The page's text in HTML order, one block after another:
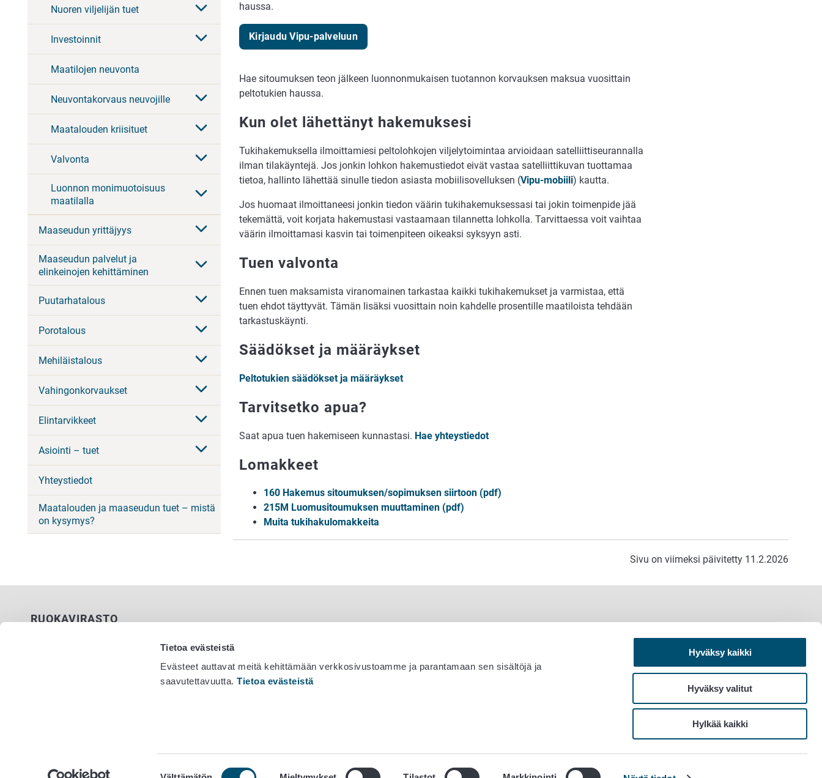
Tietoa evästeistä
Evästeet auttavat meitä kehittämään verkkosivustoamme ja parantamaan sen sisältöjä ja
saavutettavuutta.Tietoa evästeistä
Hyväksy kaikki
Hyväksy valitut
Hylkää kaikki
Nuoren viljelijän tuet
Investoinnit
Maatilojen neuvonta
Neuvontakorvaus neuvojille
Maatalouden kriisituet
Valvonta
Luonnon monimuotoisuus
maatilalla
Maaseudun yrittäjyys
Maaseudun palvelut ja
elinkeinojen kehittäminen
Puutarhatalous
Porotalous
Mehiläistalous
Vahingonkorvaukset
Elintarvikkeet
Asiointi – tuet
Yhteystiedot
Maatalouden ja maaseudun tuet – mistä
on kysymys?
haussa.
Kirjaudu Vipu-palveluun
Hae sitoumuksen teon jälkeen luonnonmukaisen tuotannon korvauksen maksua vuosittain
peltotukien haussa.
Kun olet lähettänyt hakemuksesi
Tukihakemuksella ilmoittamiesi peltolohkojen viljelytoimintaa arvioidaan satelliittiseurannalla
ilman tilakäyntejä. Jos jonkin lohkon hakemustiedot eivät vastaa satelliittikuvan tuottamaa
tietoa, hallinto lähettää sinulle tiedon asiasta mobiilisovelluksen (Vipu-mobiili) kautta.
Jos huomaat ilmoittaneesi jonkin tiedon väärin tukihakemuksessasi tai jokin toimenpide jää
tekemättä, voit korjata hakemustasi vastaamaan tilannetta lohkolla. Tarvittaessa voit vaihtaa
väärin ilmoittamasi kasvin tai toimenpiteen oikeaksi syksyyn asti.
Tuen valvonta
Ennen tuen maksamista viranomainen tarkastaa kaikki tukihakemukset ja varmistaa, että
tuen ehdot täyttyvät. Tämän lisäksi vuosittain noin kahdelle prosentille maatiloista tehdään
tarkastuskäynti.
Säädökset ja määräykset
Peltotukien säädökset ja määräykset
Tarvitsetko apua?
Saat apua tuen hakemiseen kunnastasi. Hae yhteystiedot
Lomakkeet
160 Hakemus sitoumuksen/sopimuksen siirtoon (pdf)
215M Luomusitoumuksen muuttaminen (pdf)
Muita tukihakulomakkeita
Sivu on viimeksi päivitetty 11.2.2026
RUOKAVIRASTO
Evästeasetukset